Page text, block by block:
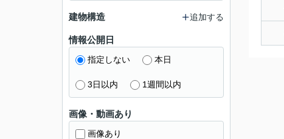
建物構造 追加する
情報公開日
指定しない 本日
3日以内 1週間以内
画像・動画あり
画像あり